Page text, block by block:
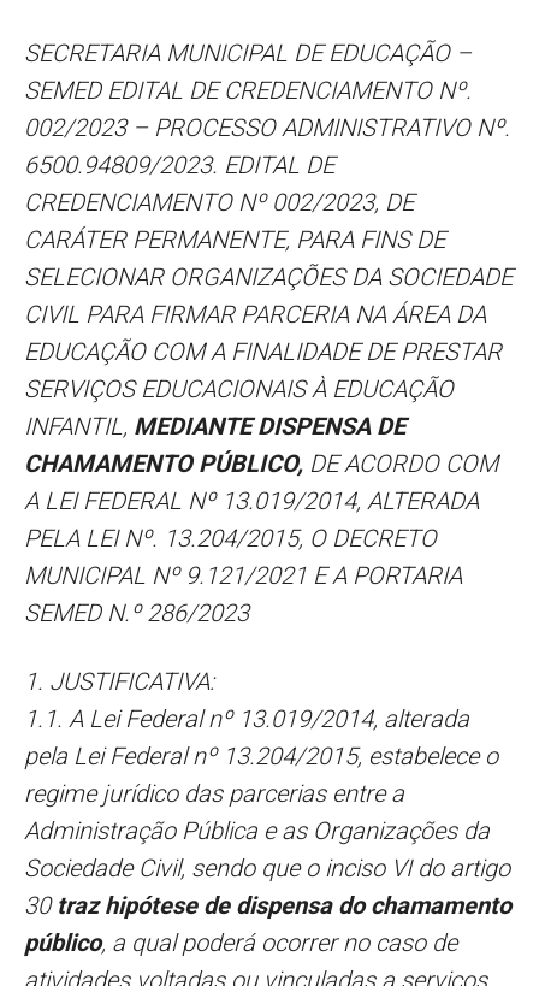
SECRETARIA MUNICIPAL DE EDUCAÇÃO –
SEMED EDITAL DE CREDENCIAMENTO Nº.
002/2023 – PROCESSO ADMINISTRATIVO Nº.
6500.94809/2023. EDITAL DE
CREDENCIAMENTO Nº 002/2023, DE
CARÁTER PERMANENTE, PARA FINS DE
SELECIONAR ORGANIZAÇÕES DA SOCIEDADE
CIVIL PARA FIRMAR PARCERIA NA ÁREA DA
EDUCAÇÃO COM A FINALIDADE DE PRESTAR
SERVIÇOS EDUCACIONAIS À EDUCAÇÃO
INFANTIL, MEDIANTE DISPENSA DE
CHAMAMENTO PÚBLICO, DE ACORDO COM
A LEI FEDERAL Nº 13.019/2014, ALTERADA
PELA LEI Nº. 13.204/2015, O DECRETO
MUNICIPAL Nº 9.121/2021 E A PORTARIA
SEMED N.º 286/2023
1. JUSTIFICATIVA:
1.1. A Lei Federal nº 13.019/2014, alterada
pela Lei Federal nº 13.204/2015, estabelece o
regime jurídico das parcerias entre a
Administração Pública e as Organizações da
Sociedade Civil, sendo que o inciso VI do artigo
30 traz hipótese de dispensa do chamamento
público, a qual poderá ocorrer no caso de
atividades voltadas ou vinculadas a serviços